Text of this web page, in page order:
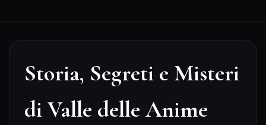
Storia, Segreti e Misteri
di Valle delle Anime